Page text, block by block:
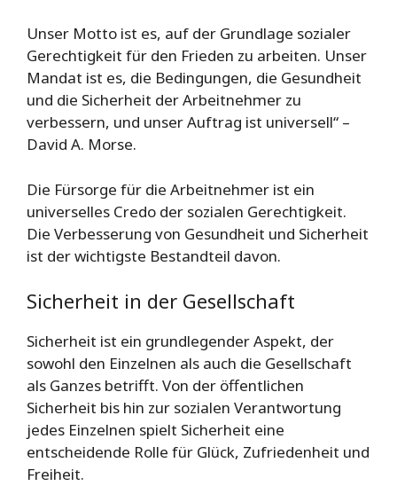
Unser Motto ist es, auf der Grundlage sozialer
Gerechtigkeit für den Frieden zu arbeiten. Unser
Mandat ist es, die Bedingungen, die Gesundheit
und die Sicherheit der Arbeitnehmer zu
verbessern, und unser Auftrag ist universell“ –
David A. Morse.
Die Fürsorge für die Arbeitnehmer ist ein
universelles Credo der sozialen Gerechtigkeit.
Die Verbesserung von Gesundheit und Sicherheit
ist der wichtigste Bestandteil davon.
Sicherheit in der Gesellschaft
Sicherheit ist ein grundlegender Aspekt, der
sowohl den Einzelnen als auch die Gesellschaft
als Ganzes betrifft. Von der öffentlichen
Sicherheit bis hin zur sozialen Verantwortung
jedes Einzelnen spielt Sicherheit eine
entscheidende Rolle für Glück, Zufriedenheit und
Freiheit.